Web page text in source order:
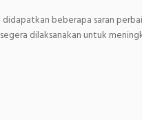
beberapa saran
dilaksanakan untuk